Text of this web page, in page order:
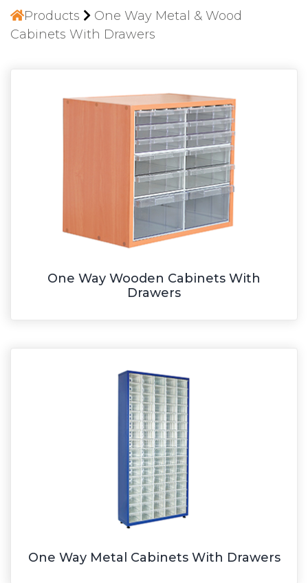
Products
One Way Metal & Wood
Cabinets With Drawers
One Way Wooden Cabinets With
Drawers
One Way Metal Cabinets With Drawers